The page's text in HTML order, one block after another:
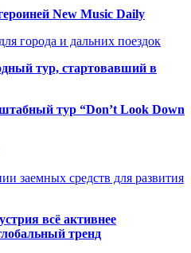
New Music Daily
города и дальних поездок
тур, стартовавший в
тур “Don’t Look Down
заемных средств для развития
всё активнее
тренд